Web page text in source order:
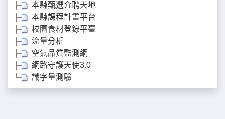
本縣甄選介聘天地
本縣課程計畫平台
校園食材登錄平臺
流量分析
空氣品質監測網
網路守護天使3.0
識字量測驗